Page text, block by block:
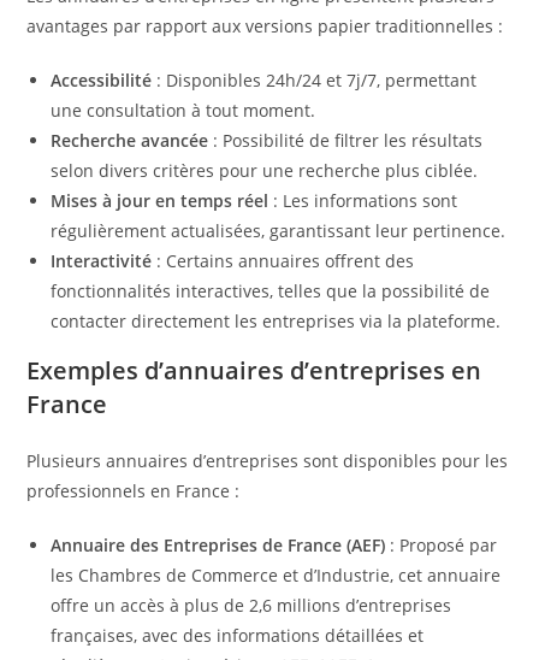
avantages par rapport aux versions papier traditionnelles :​
Accessibilité : Disponibles 24h/24 et 7j/7, permettant
une consultation à tout moment.​
Recherche avancée : Possibilité de filtrer les résultats
selon divers critères pour une recherche plus ciblée.​
Mises à jour en temps réel : Les informations sont
régulièrement actualisées, garantissant leur pertinence.​
Interactivité : Certains annuaires offrent des
fonctionnalités interactives, telles que la possibilité de
contacter directement les entreprises via la plateforme.​
Exemples d’annuaires d’entreprises en
France
Plusieurs annuaires d’entreprises sont disponibles pour les
professionnels en France :​
Annuaire des Entreprises de France (AEF) : Proposé par
les Chambres de Commerce et d’Industrie, cet annuaire
offre un accès à plus de 2,6 millions d’entreprises
françaises, avec des informations détaillées et